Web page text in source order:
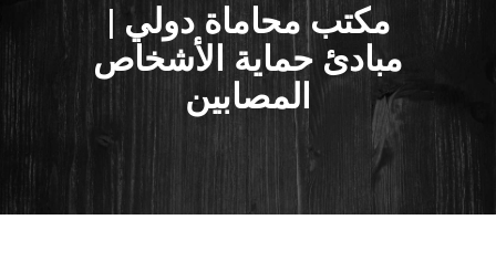
مكتب محاماة دولي |
مبادئ حماية الأشخاص
المصابين